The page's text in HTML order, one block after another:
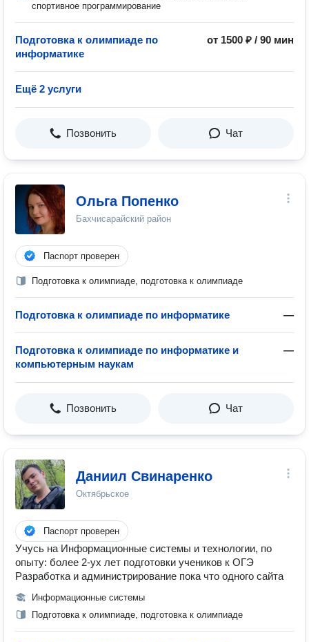
спортивное программирование
Подготовка к олимпиаде по
информатике
от 1500 ₽ / 90 мин
Ещё 2 услуги
Позвонить Чат
Ольга Попенко
Бахчисарайский район
Паспорт проверен
Подготовка к олимпиаде, подготовка к олимпиаде
Подготовка к олимпиаде по информатике —
Подготовка к олимпиаде по информатике и
компьютерным наукам
—
Позвонить Чат
Даниил Свинаренко
Октябрьское
Паспорт проверен
Учусь на Информационные системы и технологии, по
опыту: более 2-ух лет подготовки учеников к ОГЭ
Разработка и администрирование пока что одного сайта
Информационные системы
Подготовка к олимпиаде, подготовка к олимпиаде